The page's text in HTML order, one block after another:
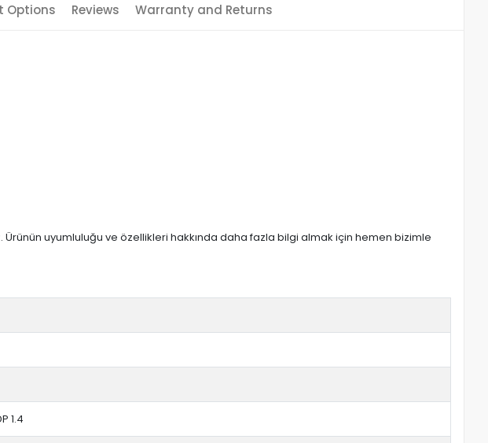
Options Reviews Warranty and Returns
Ürünün uyumluluğu ve özellikleri hakkında daha fazla bilgi almak için hemen bizimle
1.4